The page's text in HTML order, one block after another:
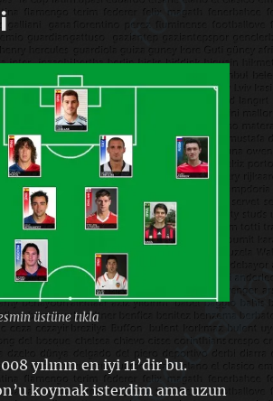
üstüne tıkla
yılının en iyi 11’dir bu.
koymak isterdim ama uzun